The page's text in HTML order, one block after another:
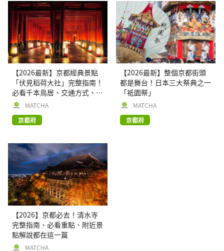
【2026最新】京都經典景點
「伏見稻荷大社」完整指南！
必看千本鳥居、交通方式、周
邊逛街景點
MATCHA
京都府
【2026最新】整個京都街頭
都是舞台！日本三大祭典之一
「祗園祭」
MATCHA
京都府
【2026】京都必去！清水寺
完整指南、必看重點、附近景
點解說都在這一篇
MATCHA